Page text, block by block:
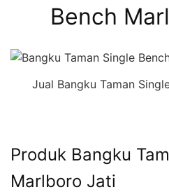
Bench
Jual Bangku Taman
Produk Bangku
Marlboro Jati